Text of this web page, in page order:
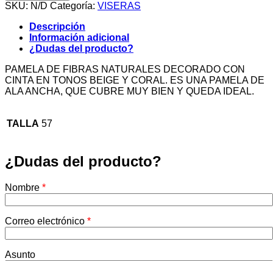
SKU: N/D Categoría: VISERAS
Descripción
Información adicional
¿Dudas del producto?
PAMELA DE FIBRAS NATURALES DECORADO CON
CINTA EN TONOS BEIGE Y CORAL. ES UNA PAMELA DE
ALA ANCHA, QUE CUBRE MUY BIEN Y QUEDA IDEAL.
TALLA 57
¿Dudas del producto?
Nombre *
Correo electrónico *
Asunto